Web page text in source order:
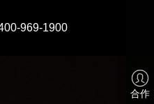
969-1900
合作